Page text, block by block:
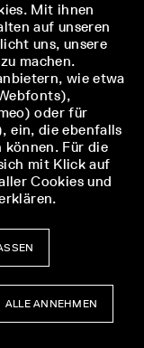
Mit ihnen
auf unseren
uns, unsere
machen.
wie etwa
oder für
ein, die ebenfalls
können. Für die
mit Klick auf
Cookies und
ALLE ANNEHMEN